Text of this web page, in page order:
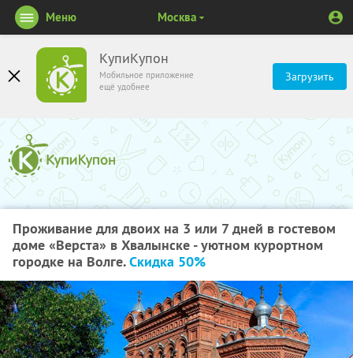
КупиКупон
Мобильное приложение
ещё удобнее
Загрузить
Меню Москва
Проживание для двоих на 3 или 7 дней в гостевом
доме «Верста» в Хвалынске - уютном курортном
городке на Волге.Скидка 50%